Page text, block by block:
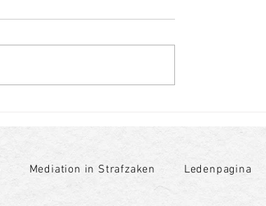
Mediation in Strafzaken Ledenpagina